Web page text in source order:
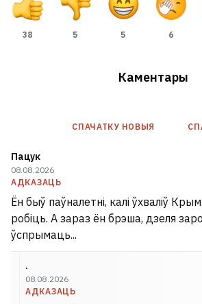
38 5 5 6
Каментары
СПАЧАТКУ НОВЫЯ
Пацук
08.08.2026
АДКАЗАЦЬ
Ён быў паўналетні, калі ўхваліў
робіць. А зараз ён брэша, дзеля
ўспрымаць...
.
08.08.2026
АДКАЗАЦЬ